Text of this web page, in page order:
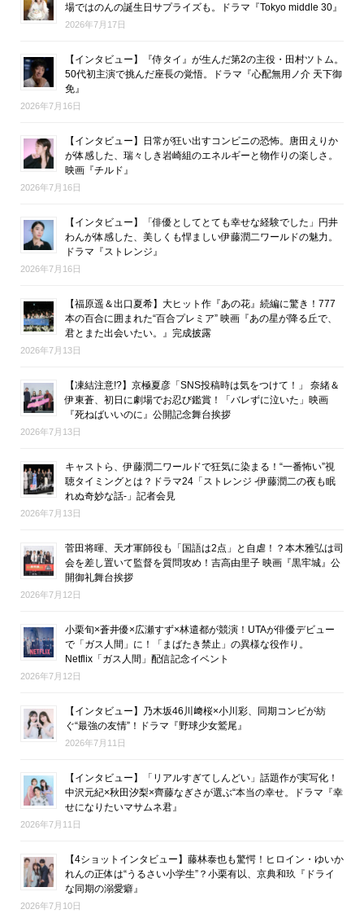
場ではのんの誕生日サプライズも。ドラマ『Tokyo middle 30』
2026年7月17日
【インタビュー】『侍タイ』が生んだ第2の主役・田村ツトム。
50代初主演で挑んだ座長の覚悟。ドラマ『心配無用ノ介 天下御
免』
2026年7月16日
【インタビュー】日常が狂い出すコンビニの恐怖。唐田えりか
が体感した、瑞々しき岩崎組のエネルギーと物作りの楽しさ。
映画『チルド』
2026年7月16日
【インタビュー】「俳優としてとても幸せな経験でした」円井
わんが体感した、美しくも悍ましい伊藤潤二ワールドの魅力。
ドラマ『ストレンジ』
2026年7月16日
【福原遥＆出口夏希】大ヒット作『あの花』続編に驚き！777
本の百合に囲まれた“百合プレミア” 映画『あの星が降る丘で、
君とまた出会いたい。』完成披露
2026年7月13日
【凍結注意!?】京極夏彦「SNS投稿時は気をつけて！」 奈緒＆
伊東蒼、初日に劇場でお忍び鑑賞！「バレずに泣いた」映画
『死ねばいいのに』公開記念舞台挨拶
2026年7月13日
キャストら、伊藤潤二ワールドで狂気に染まる！“一番怖い”視
聴タイミングとは？ドラマ24「ストレンジ -伊藤潤二の夜も眠
れぬ奇妙な話-」記者会見
2026年7月13日
菅田将暉、天才軍師役も「国語は2点」と自虐！？本木雅弘は司
会を差し置いて監督を質問攻め！吉高由里子 映画『黒牢城』公
開御礼舞台挨拶
2026年7月12日
小栗旬×蒼井優×広瀬すず×林遣都が競演！UTAが俳優デビュー
で「ガス人間」に！「まばたき禁止」の異様な役作り。
Netflix「ガス人間」配信記念イベント
2026年7月12日
【インタビュー】乃木坂46川﨑桜×小川彩、同期コンビが紡
ぐ“最強の友情”！ドラマ『野球少女鷲尾』
2026年7月11日
【インタビュー】「リアルすぎてしんどい」話題作が実写化！
中沢元紀×秋田汐梨×齊藤なぎさが選ぶ“本当の幸せ。ドラマ『幸
せになりたいマサムネ君』
2026年7月11日
【4ショットインタビュー】藤林泰也も驚愕！ヒロイン・ゆいか
れんの正体は“うるさい小学生”？小栗有以、京典和玖『ドライ
な同期の溺愛癖』
2026年7月10日